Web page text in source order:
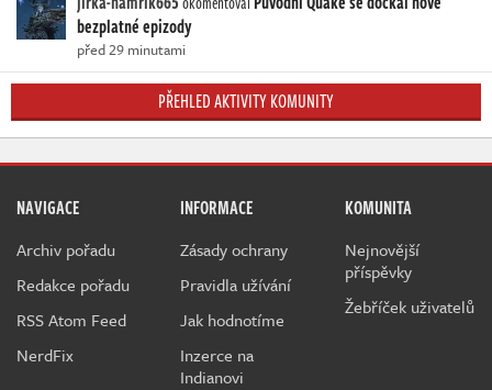
bezplatné epizody
před 29 minutami
PŘEHLED AKTIVITY KOMUNITY
NAVIGACE
Archiv pořadu
Redakce pořadu
RSS Atom Feed
NerdFix
INFORMACE
Zásady ochrany
Pravidla užívání
Jak hodnotíme
Inzerce na
Indianovi
KOMUNITA
Nejnovější
příspěvky
Žebříček uživatelů